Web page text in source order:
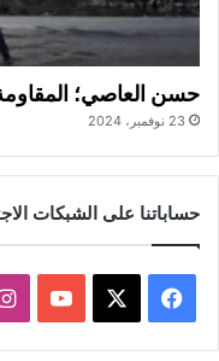
حسن العاصي؛
23 نوفمبر، 2024
حساباتنا على الشبكات
ي
X
Y